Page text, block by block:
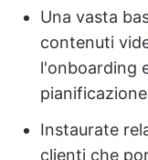
Una vasta
contenuti
l'onboarding
Instaurate
clienti che